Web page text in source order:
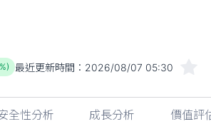
最近更新時間： 2026/08/07 05:30
全性分析 成長分析 價值評